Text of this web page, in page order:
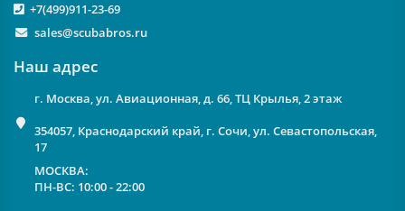
+7(499)911-23-69
sales@scubabros.ru
Наш адрес
г. Москва, ул. Авиационная, д. 66, ТЦ Крылья, 2 этаж
354057, Краснодарский край, г. Сочи, ул. Севастопольская,
17
МОСКВА:
ПН-ВС: 10:00 - 22:00